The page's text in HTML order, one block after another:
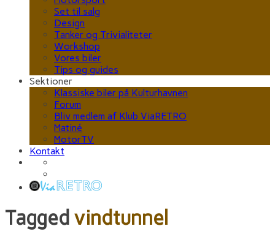
Set til salg
Design
Tanker og Trivialiteter
Workshop
Vores biler
Tips og guides
Sektioner
Klassiske biler på Kulturhavnen
Forum
Bliv medlem af Klub ViaRETRO
Matiné
MotorTV
Kontakt
Tagged vindtunnel